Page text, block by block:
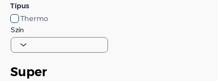
Típus
Thermo
Szín
Super